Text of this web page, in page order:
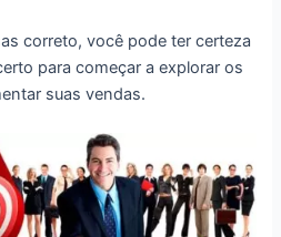
correto, você pode ter certeza
para começar a explorar os
suas vendas.